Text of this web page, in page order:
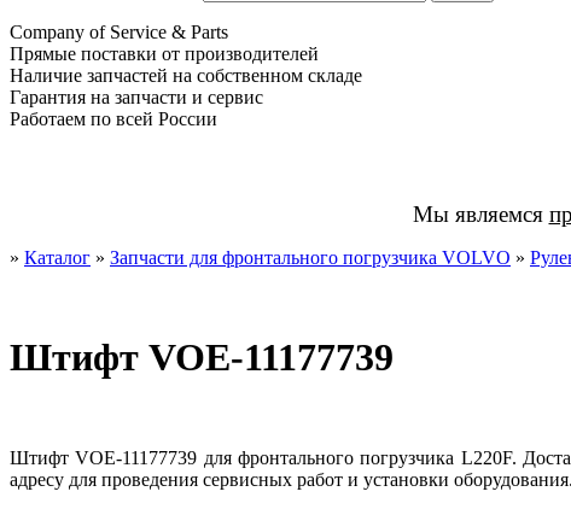
Company of Service & Parts
Прямые поставки от производителей
Наличие запчастей на собственном складе
Гарантия на запчасти и сервис
Работаем по всей России
Мы являемся
» Каталог » Запчасти для фронтального погрузчика VOLVO »
Штифт VOE-11177739
Штифт VOE-11177739 для фронтального погрузчика L220F.
адресу для проведения сервисных работ и установки оборудования.